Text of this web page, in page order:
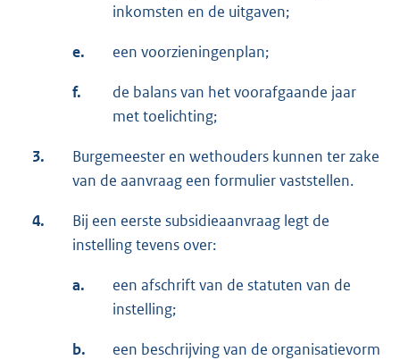
inkomsten en de uitgaven;
e. een voorzieningenplan;
f.
de balans van het voorafgaande jaar
met toelichting;
3.
Burgemeester en wethouders kunnen ter zake
van de aanvraag een formulier vaststellen.
4.
Bij een eerste subsidieaanvraag legt de
instelling tevens over:
a.
een afschrift van de statuten van de
instelling;
b.
een beschrijving van de organisatievorm